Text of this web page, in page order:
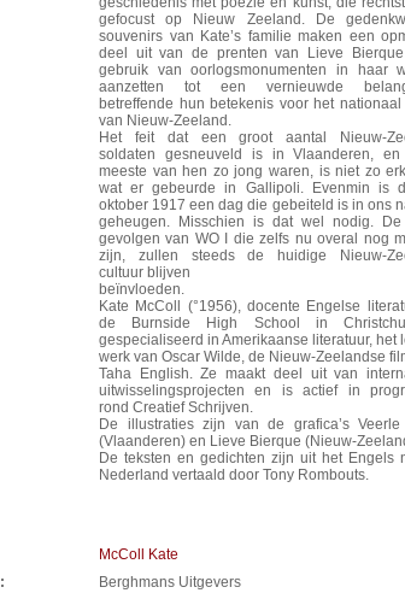
gefocust op Nieuw Zeeland. De
souvenirs van Kate’s familie maken een
deel uit van de prenten van Lieve
gebruik van oorlogsmonumenten in haar
aanzetten tot een vernieuwde
betreffende hun betekenis voor het nationaal
van Nieuw-Zeeland.
Het feit dat een groot aantal Nieuw-
soldaten gesneuveld is in Vlaanderen,
meeste van hen zo jong waren, is niet zo
wat er gebeurde in Gallipoli. Evenmin is
oktober 1917 een dag die gebeiteld is in ons
geheugen. Misschien is dat wel nodig. De
gevolgen van WO I die zelfs nu overal nog
zijn, zullen steeds de huidige Nieuw-
cultuur blijven
beïnvloeden.
Kate McColl (°1956), docente Engelse
de Burnside High School in
gespecialiseerd in Amerikaanse literatuur, het
werk van Oscar Wilde, de Nieuw-Zeelandse
Taha English. Ze maakt deel uit van
uitwisselingsprojecten en is actief in
rond Creatief Schrijven.
De illustraties zijn van de grafica’s Veerle
(Vlaanderen) en Lieve Bierque (Nieuw-
De teksten en gedichten zijn uit het Engels
Nederland vertaald door Tony Rombouts.
McColl Kate
Berghmans Uitgevers